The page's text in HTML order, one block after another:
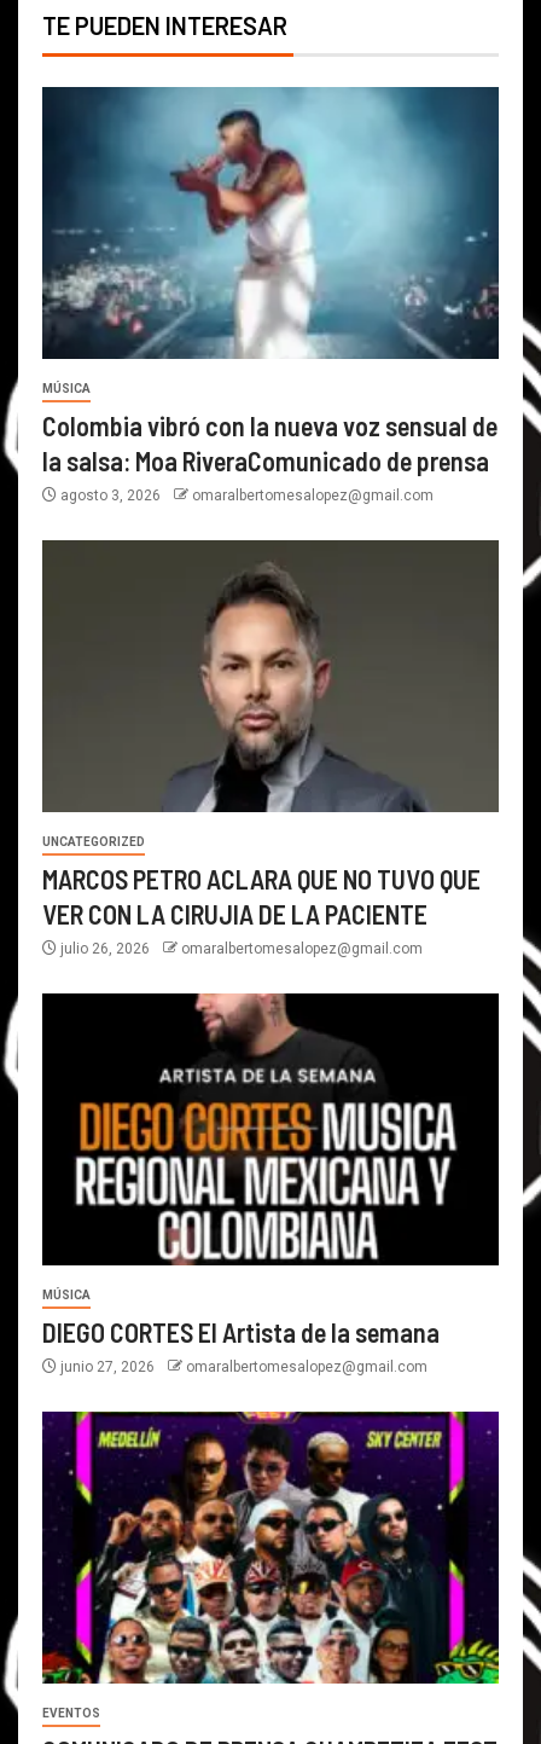
TE PUEDEN INTERESAR
MÚSICA
Colombia vibró con la nueva voz sensual de
la salsa: Moa RiveraComunicado de prensa
agosto 3, 2026 omaralbertomesalopez@gmail.com
UNCATEGORIZED
MARCOS PETRO ACLARA QUE NO TUVO QUE
VER CON LA CIRUJIA DE LA PACIENTE
julio 26, 2026 omaralbertomesalopez@gmail.com
MÚSICA
DIEGO CORTES El Artista de la semana
junio 27, 2026 omaralbertomesalopez@gmail.com
EVENTOS